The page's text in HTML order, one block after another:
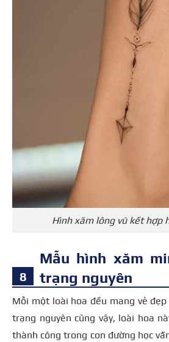
Hình xăm lông vũ kết hợp
Mẫu hình xăm
trạng nguyên
Mỗi một loài hoa đều mang vẻ
trạng nguyên cũng vậy, loài hoa
thành công trong con đường học